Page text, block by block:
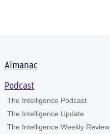
Almanac
Podcast
The Intelligence Podcast
The Intelligence Update
The Intelligence Weekly Review